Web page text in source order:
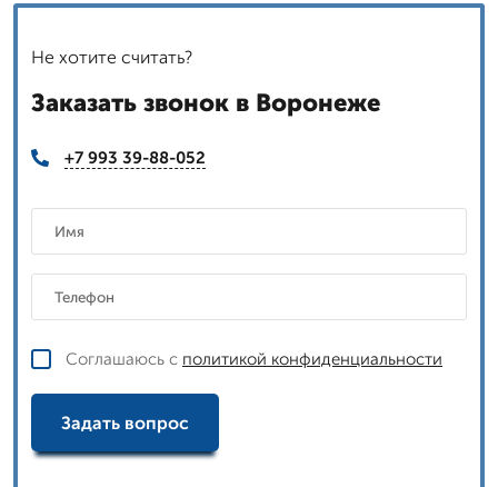
Не хотите считать?
Заказать звонок в Воронеже
+7 993 39-88-052
Соглашаюсь с политикой конфиденциальности
Задать вопрос